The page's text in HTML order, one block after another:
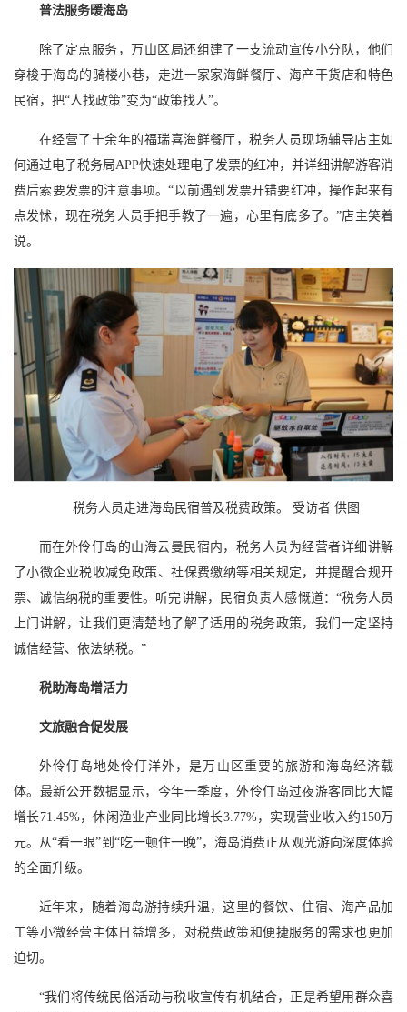
普法服务暖海岛
除了定点服务，万山区局还组建了一支流动宣传小分队，他们
穿梭于海岛的骑楼小巷，走进一家家海鲜餐厅、海产干货店和特色
民宿，把“人找政策”变为“政策找人”。
在经营了十余年的福瑞喜海鲜餐厅，税务人员现场辅导店主如
何通过电子税务局APP快速处理电子发票的红冲，并详细讲解游客消
费后索要发票的注意事项。“以前遇到发票开错要红冲，操作起来有
点发怵，现在税务人员手把手教了一遍，心里有底多了。”店主笑着
说。
税务人员走进海岛民宿普及税费政策。 受访者 供图
而在外伶仃岛的山海云曼民宿内，税务人员为经营者详细讲解
了小微企业税收减免政策、社保费缴纳等相关规定，并提醒合规开
票、诚信纳税的重要性。听完讲解，民宿负责人感慨道：“税务人员
上门讲解，让我们更清楚地了解了适用的税务政策，我们一定坚持
诚信经营、依法纳税。”
税助海岛增活力
文旅融合促发展
外伶仃岛地处伶仃洋外，是万山区重要的旅游和海岛经济载
体。最新公开数据显示，今年一季度，外伶仃岛过夜游客同比大幅
增长71.45%，休闲渔业产业同比增长3.77%，实现营业收入约150万
元。从“看一眼”到“吃一顿住一晚”，海岛消费正从观光游向深度体验
的全面升级。
近年来，随着海岛游持续升温，这里的餐饮、住宿、海产品加
工等小微经营主体日益增多，对税费政策和便捷服务的需求也更加
迫切。
“我们将传统民俗活动与税收宣传有机结合，正是希望用群众喜